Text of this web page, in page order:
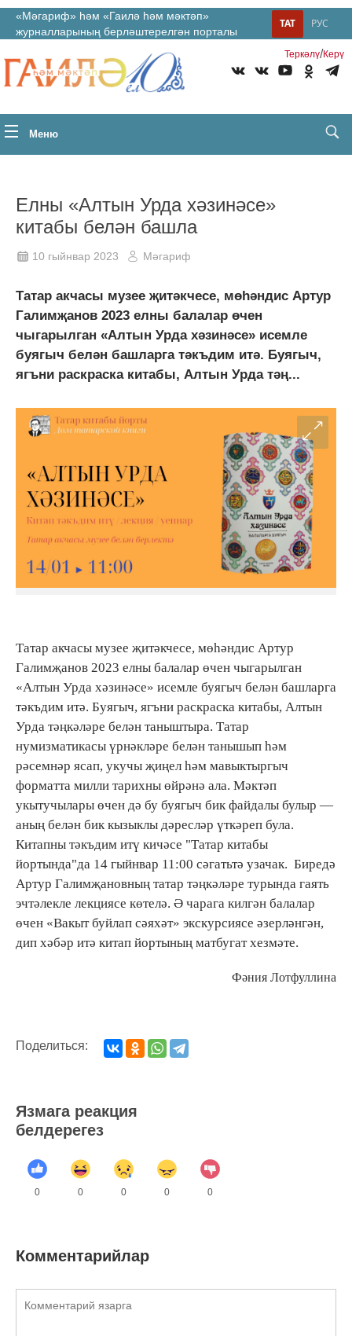
«Мәгариф» һәм «Гаилә һәм мәктәп»
журналларының берләштерелгән порталы
РУС
ТАТ
Теркəлү/Керү
Меню
Елны «Алтын Урда хәзинәсе»
китабы белән башла
10 гыйнвар 2023 Мәгариф
Татар акчасы музее җитәкчесе, мөһәндис Артур
Галимҗанов 2023 елны балалар өчен
чыгарылган «Алтын Урда хәзинәсе» исемле
буягыч белән башларга тәкъдим итә. Буягыч,
ягъни раскраска китабы, Алтын Урда тәң...
Татар акчасы музее җитәкчесе, мөһәндис Артур
Галимҗанов 2023 елны балалар өчен чыгарылган
«Алтын Урда хәзинәсе» исемле буягыч белән башларга
тәкъдим итә. Буягыч, ягъни раскраска китабы, Алтын
Урда тәңкәләре белән таныштыра. Татар
нумизматикасы үрнәкләре белән танышып һәм
рәсемнәр ясап, укучы җиңел һәм мавыктыргыч
форматта милли тарихны өйрәнә ала. Мәктәп
укытучылары өчен дә бу буягыч бик файдалы булыр —
аның белән бик кызыклы дәресләр үткәреп була.
Китапны тәкъдим итү кичәсе "Татар китабы
йортында"да 14 гыйнвар 11:00 сәгатьтә узачак. Биредә
Артур Галимҗановның татар тәңкәләре турында гаять
эчтәлекле лекциясе көтелә. Ә чарага килгән балалар
өчен «Вакыт буйлап сәяхәт» экскурсиясе әзерләнгән,
дип хәбәр итә китап йортының матбугат хезмәте.
Фәния Лотфуллина
Поделиться:
Язмага реакция
белдерегез
0 0 0 0 0
Комментарийлар